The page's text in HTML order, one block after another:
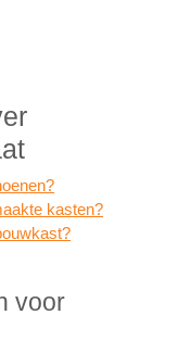
kasten?
voor